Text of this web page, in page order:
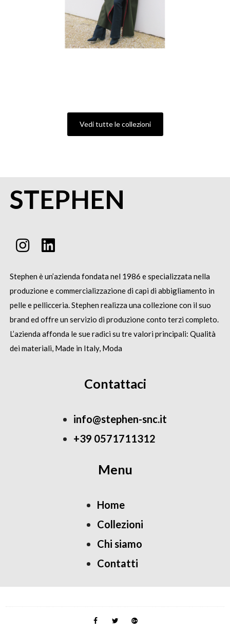
Vedi tutte le collezioni
STEPHEN
Stephen è un’azienda fondata nel 1986 e specializzata nella
produzione e commercializzazione di capi di abbigliamento in
pelle e pellicceria.Stephen realizza una collezione con il suo
brand ed offre un servizio di produzione conto terzi completo.
L’azienda affonda le sue radici su tre valori principali: Qualità
dei materiali, Made in Italy, Moda
Contattaci
info@stephen-snc.it
+39 0571711312
Menu
Home
Collezioni
Chi siamo
Contatti